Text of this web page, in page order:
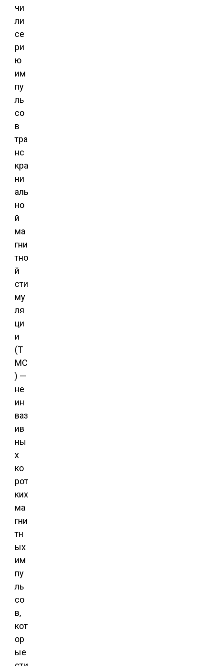
чи
ли
се
ри
ю
им
пу
ль
со
в
тра
нс
кра
ни
аль
но
й
ма
гни
тно
й
сти
му
ля
ци
и
(Т
МС
) —
не
ин
ваз
ив
ны
х
ко
рот
ких
ма
гни
тн
ых
им
пу
ль
со
в,
кот
ор
ые